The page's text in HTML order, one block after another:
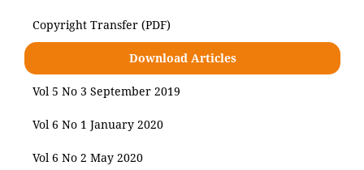
Copyright Transfer (PDF)
Download Articles
Vol 5 No 3 September 2019
Vol 6 No 1 January 2020
Vol 6 No 2 May 2020